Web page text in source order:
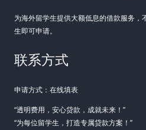
为海外留学生提供大额低息的借款服务
生即可申请。
联系方式
申请方式：在线填表
“透明费用，安心贷款，成就未来！”
“为每位留学生，打造专属贷款方案！”